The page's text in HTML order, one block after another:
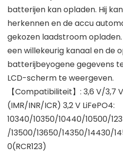
batterijen kan opladen. Hij
herkennen en de accu
gekozen laadstroom
een willekeurig kanaal en de
batterijbeyogene gegevens
LCD-scherm te weergeven.
【Compatibiliteit】: 3,6 V/3,7
(IMR/INR/ICR) 3,2 V LiFePO4:
10340/10350/10440/10500/
/13500/13650/14350/14430/
0(RCR123)